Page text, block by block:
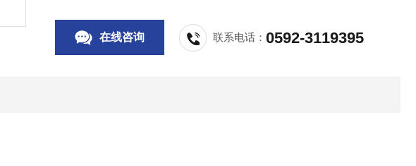
在线咨询 联系电话：0592-3119395